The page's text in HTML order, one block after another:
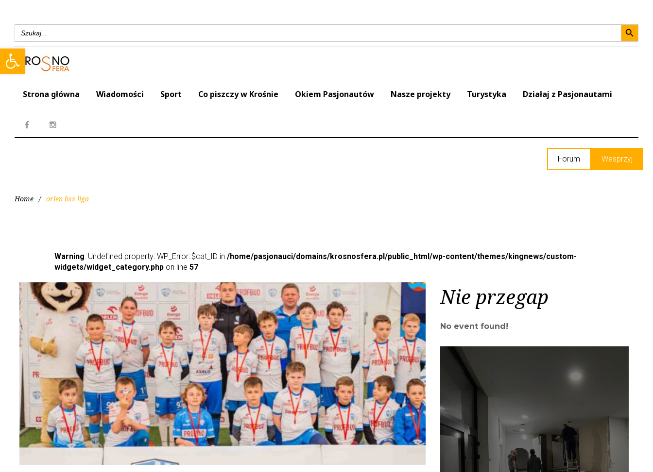
Open toolbar
Search
for:
Search
Strona główna Wiadomości Sport Co piszczy w Krośnie Okiem Pasjonautów Nasze projekty Turystyka Działaj z Pasjonautami
Forum Wesprzyj
Home / orlen bss liga
Warning: Undefined property: WP_Error::$cat_ID in /home/pasjonauci/domains/krosnosfera.pl/public_html/wp-content/themes/kingnews/custom-
widgets/widget_category.php on line 57
Nie przegap
No event found!